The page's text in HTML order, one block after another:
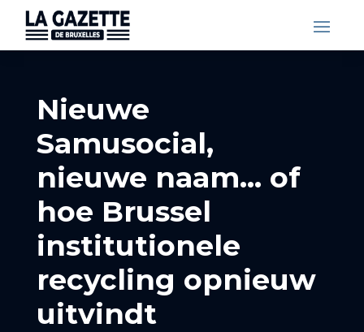
Nieuwe
Samusocial,
nieuwe naam… of
hoe Brussel
institutionele
recycling opnieuw
uitvindt